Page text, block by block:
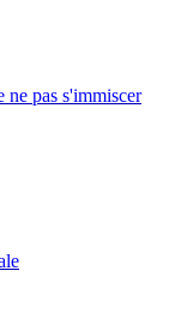
pas s'immiscer